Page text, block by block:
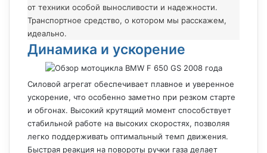
от техники особой выносливости и надежности.
Транспортное средство, о котором мы расскажем,
идеально.
Динамика и ускорение
Силовой агрегат обеспечивает плавное и уверенное
ускорение, что особенно заметно при резком старте
и обгонах. Высокий крутящий момент способствует
стабильной работе на высоких скоростях, позволяя
легко поддерживать оптимальный темп движения.
Быстрая реакция на повороты ручки газа делает